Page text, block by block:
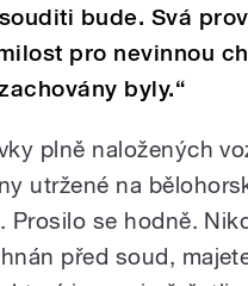
bude. Svá
pro nevinnou
byly.“
plně naložených
utržené na
se hodně.
před soud,